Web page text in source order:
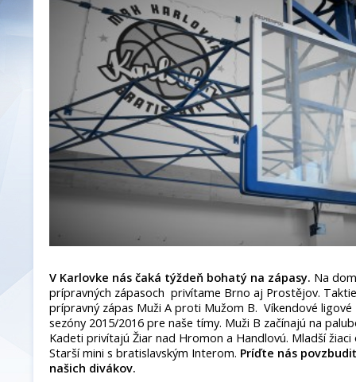
V Karlovke nás čaká týždeň bohatý na zápasy. Na
prípravných zápasoch privítame Brno aj Prostějov.
prípravný zápas Muži A proti Mužom B. Víkendové
sezóny 2015/2016 pre naše tímy. Muži B začínajú na
Kadeti privítajú Žiar nad Hromon a Handlovú. Mladší
Starší mini s bratislavským Interom. Príďte nás
našich divákov.